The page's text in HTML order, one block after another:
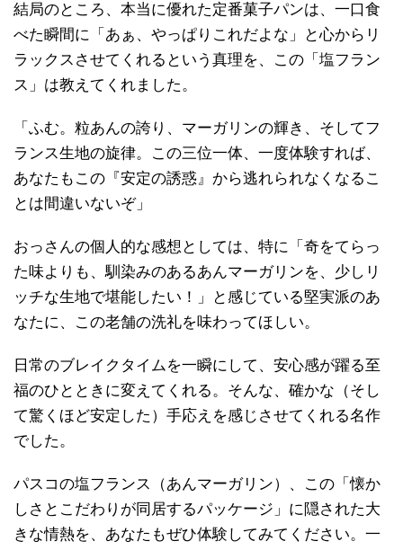
結局のところ、本当に優れた定番菓子パンは、一口食
べた瞬間に「あぁ、やっぱりこれだよな」と心からリ
ラックスさせてくれるという真理を、この「塩フラン
ス」は教えてくれました。
「ふむ。粒あんの誇り、マーガリンの輝き、そしてフ
ランス生地の旋律。この三位一体、一度体験すれば、
あなたもこの『安定の誘惑』から逃れられなくなるこ
とは間違いないぞ」
おっさんの個人的な感想としては、特に「奇をてらっ
た味よりも、馴染みのあるあんマーガリンを、少しリ
ッチな生地で堪能したい！」と感じている堅実派のあ
なたに、この老舗の洗礼を味わってほしい。
日常のブレイクタイムを一瞬にして、安心感が躍る至
福のひとときに変えてくれる。そんな、確かな（そし
て驚くほど安定した）手応えを感じさせてくれる名作
でした。
パスコの塩フランス（あんマーガリン）、この「懐か
しさとこだわりが同居するパッケージ」に隠された大
きな情熱を、あなたもぜひ体験してみてください。一